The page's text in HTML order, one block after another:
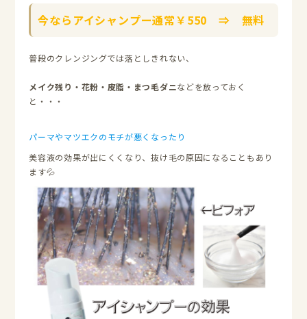
今ならアイシャンプー通常￥550 ⇒ 無料
普段のクレンジングでは落としきれない、
メイク残り・花粉・皮脂・まつ毛ダニなどを放っておく
と・・・
パーマやマツエクのモチが悪くなったり
美容液の効果が出にくくなり、抜け毛の原因になることもあり
ます💦